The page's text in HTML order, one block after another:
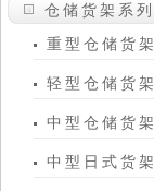
仓储货架系列
重型仓储货架
轻型仓储货架
中型仓储货架
中型日式货架